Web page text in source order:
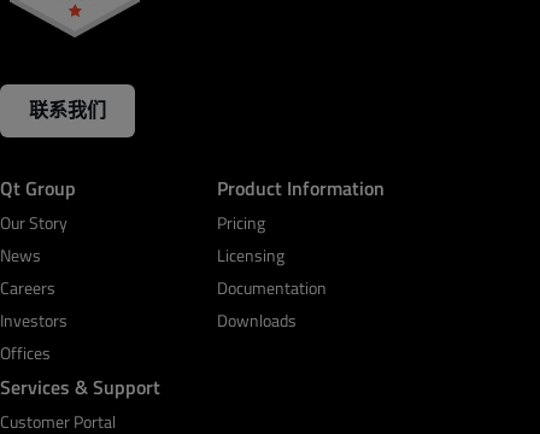
联系我们
Qt Group
Our Story
News
Careers
Investors
Offices
Product Information
Pricing
Licensing
Documentation
Downloads
Services & Support
Customer Portal